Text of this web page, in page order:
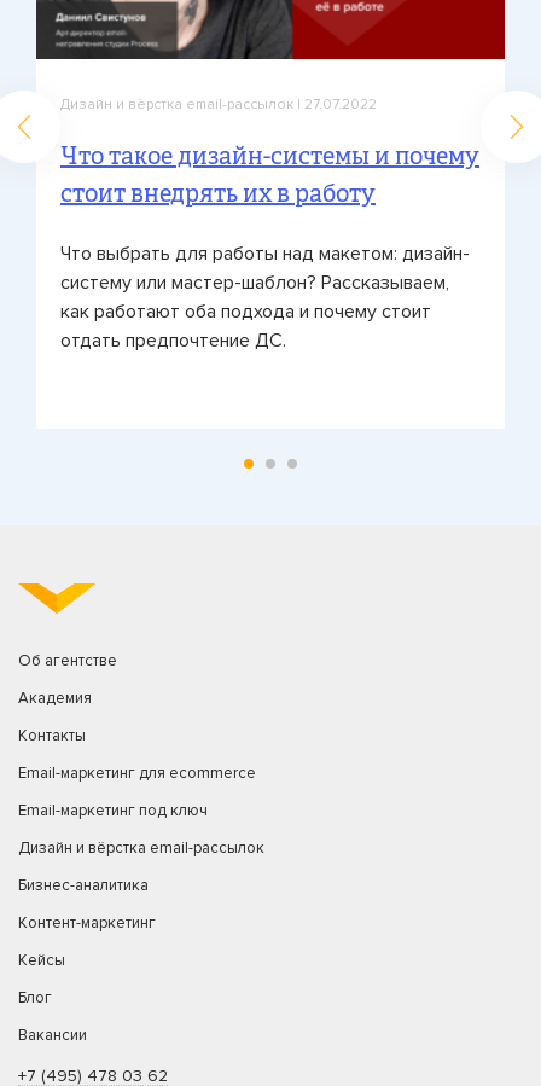
Дизайн и вёрстка email-рассылок | 27.07.2022
Что такое дизайн-системы и почему
стоит внедрять их в работу
Что выбрать для работы над макетом: дизайн-
систему или мастер-шаблон? Рассказываем,
как работают оба подхода и почему стоит
отдать предпочтение ДС.
Об агентстве
Академия
Контакты
Email-маркетинг для ecommerce
Email-маркетинг под ключ
Дизайн и вёрстка email-рассылок
Бизнес-аналитика
Контент-маркетинг
Кейсы
Блог
Вакансии
+7 (495) 478 03 62